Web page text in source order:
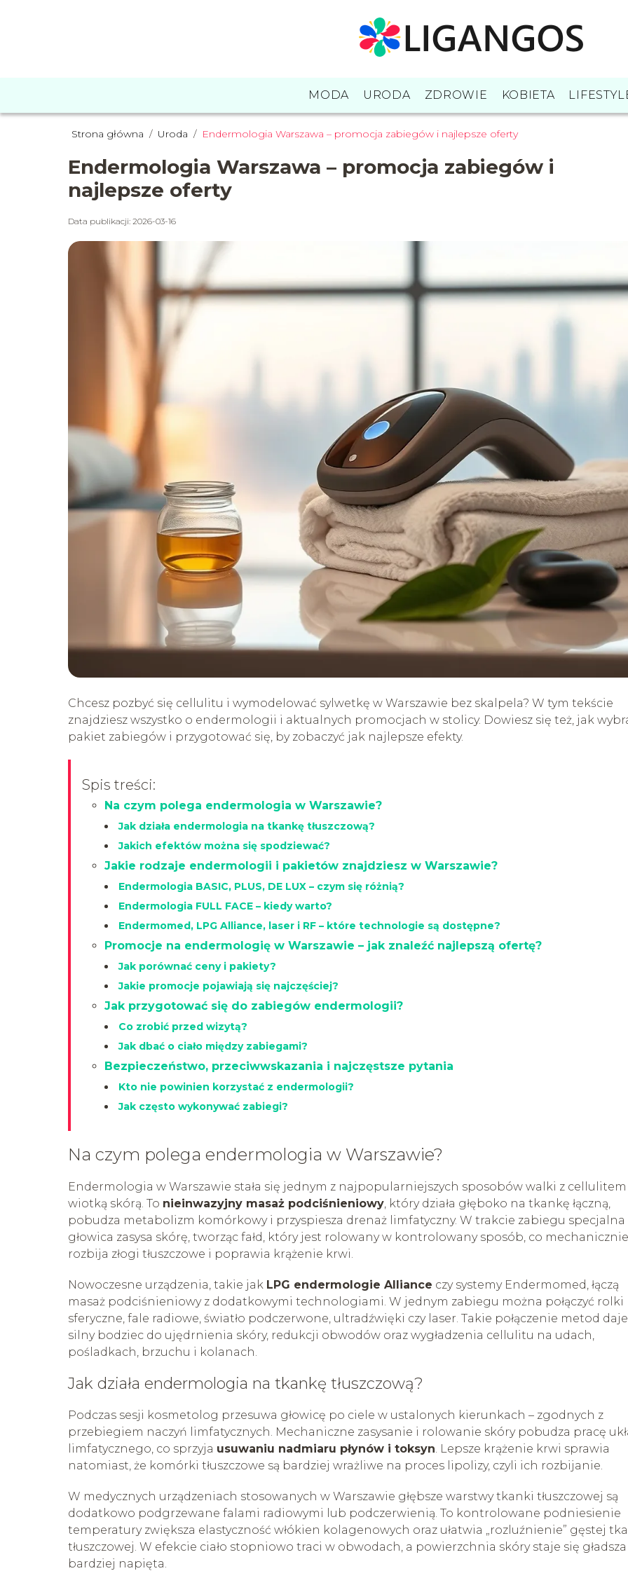
MODA URODA ZDROWIE KOBIETA
Strona główna / Uroda / Endermologia Warszawa – promocja zabiegów i najlepsze oferty
Endermologia Warszawa – promocja zabiegów i
najlepsze oferty
Data publikacji: 2026-03-16
Chcesz pozbyć się cellulitu i wymodelować sylwetkę w Warszawie bez skalpela? W tym tekście
znajdziesz wszystko o endermologii i aktualnych promocjach w stolicy. Dowiesz się też, jak
pakiet zabiegów i przygotować się, by zobaczyć jak najlepsze efekty.
Spis treści:
Na czym polega endermologia w Warszawie?
Jak działa endermologia na tkankę tłuszczową?
Jakich efektów można się spodziewać?
Jakie rodzaje endermologii i pakietów znajdziesz w Warszawie?
Endermologia BASIC, PLUS, DE LUX – czym się różnią?
Endermologia FULL FACE – kiedy warto?
Endermomed, LPG Alliance, laser i RF – które technologie są dostępne?
Promocje na endermologię w Warszawie – jak znaleźć najlepszą ofertę?
Jak porównać ceny i pakiety?
Jakie promocje pojawiają się najczęściej?
Jak przygotować się do zabiegów endermologii?
Co zrobić przed wizytą?
Jak dbać o ciało między zabiegami?
Bezpieczeństwo, przeciwwskazania i najczęstsze pytania
Kto nie powinien korzystać z endermologii?
Jak często wykonywać zabiegi?
Na czym polega endermologia w Warszawie?
Endermologia w Warszawie stała się jednym z najpopularniejszych sposobów walki z
wiotką skórą. To nieinwazyjny masaż podciśnieniowy, który działa głęboko na tkankę łączną,
pobudza metabolizm komórkowy i przyspiesza drenaż limfatyczny. W trakcie zabiegu specjalna
głowica zasysa skórę, tworząc fałd, który jest rolowany w kontrolowany sposób, co mechanicznie
rozbija złogi tłuszczowe i poprawia krążenie krwi.
Nowoczesne urządzenia, takie jak LPG endermologie Alliance czy systemy Endermomed, łączą
masaż podciśnieniowy z dodatkowymi technologiami. W jednym zabiegu można połączyć rolki
sferyczne, fale radiowe, światło podczerwone, ultradźwięki czy laser. Takie połączenie metod daje
silny bodziec do ujędrnienia skóry, redukcji obwodów oraz wygładzenia cellulitu na udach,
pośladkach, brzuchu i kolanach.
Jak działa endermologia na tkankę tłuszczową?
Podczas sesji kosmetolog przesuwa głowicę po ciele w ustalonych kierunkach – zgodnych z
przebiegiem naczyń limfatycznych. Mechaniczne zasysanie i rolowanie skóry pobudza pracę
limfatycznego, co sprzyja usuwaniu nadmiaru płynów i toksyn. Lepsze krążenie krwi sprawia
natomiast, że komórki tłuszczowe są bardziej wrażliwe na proces lipolizy, czyli ich rozbijanie.
W medycznych urządzeniach stosowanych w Warszawie głębsze warstwy tkanki tłuszczowej są
dodatkowo podgrzewane falami radiowymi lub podczerwienią. To kontrolowane podniesienie
temperatury zwiększa elastyczność włókien kolagenowych oraz ułatwia „rozluźnienie” gęstej
tłuszczowej. W efekcie ciało stopniowo traci w obwodach, a powierzchnia skóry staje się
bardziej napięta.